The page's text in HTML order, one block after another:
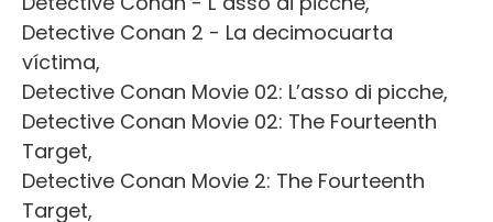
Detective Conan 2 - La decimocuarta
víctima,
Detective Conan Movie 02: L’asso di picche,
Detective Conan Movie 02: The Fourteenth
Target,
Detective Conan Movie 2: The Fourteenth
Target,